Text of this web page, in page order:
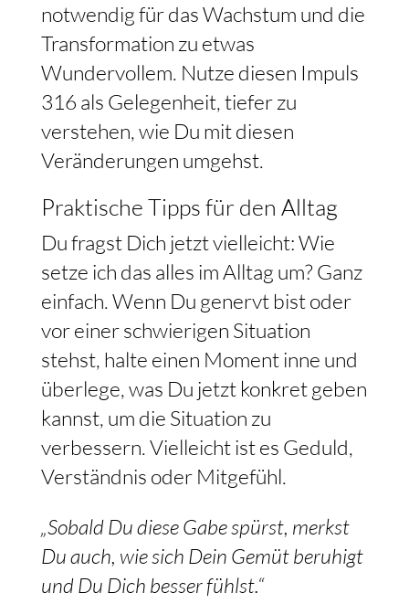
notwendig für das Wachstum und die
Transformation zu etwas
Wundervollem. Nutze diesen Impuls
316 als Gelegenheit, tiefer zu
verstehen, wie Du mit diesen
Veränderungen umgehst.
Praktische Tipps für den Alltag
Du fragst Dich jetzt vielleicht: Wie
setze ich das alles im Alltag um? Ganz
einfach. Wenn Du genervt bist oder
vor einer schwierigen Situation
stehst, halte einen Moment inne und
überlege, was Du jetzt konkret geben
kannst, um die Situation zu
verbessern. Vielleicht ist es Geduld,
Verständnis oder Mitgefühl.
„Sobald Du diese Gabe spürst, merkst
Du auch, wie sich Dein Gemüt beruhigt
und Du Dich besser fühlst.“